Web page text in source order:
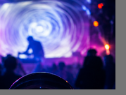
pela GNR Um
28 de Julho, por
estupefacientes, na
efetuada pelo Comando
Territorial de